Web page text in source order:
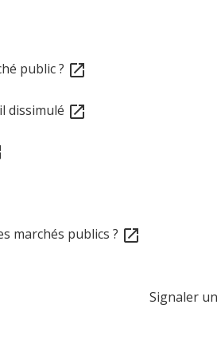
public ? open_in_new
dissimulé open_in_new
marchés publics ? open_in_new
Signaler